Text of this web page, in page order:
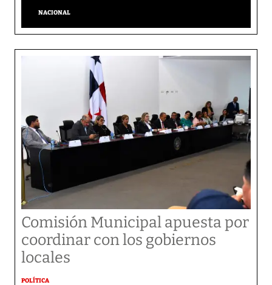
NACIONAL
Comisión Municipal apuesta por
coordinar con los gobiernos
locales
POLÍTICA